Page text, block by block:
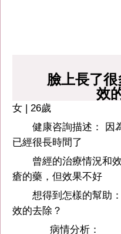
臉上長了
效
女 | 26歲
健康咨詢描述： 因
已經很長時間了
曾經的治療情況和
瘡的藥，但效果不好
想得到怎樣的幫助
效的去除？
病情分析：